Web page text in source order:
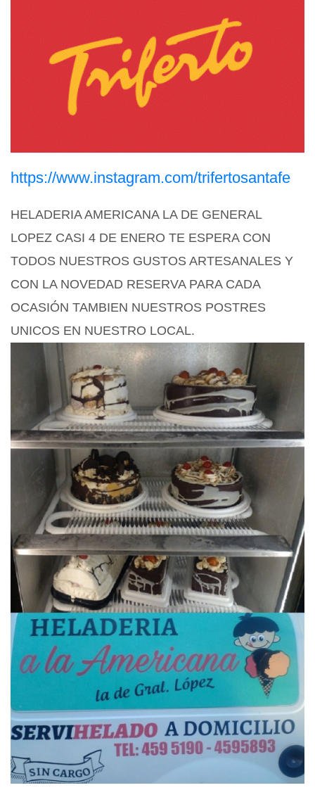
https://www.instagram.com/trifertosantafe
HELADERIA AMERICANA LA DE GENERAL
LOPEZ CASI 4 DE ENERO TE ESPERA CON
TODOS NUESTROS GUSTOS ARTESANALES Y
CON LA NOVEDAD RESERVA PARA CADA
OCASIÓN TAMBIEN NUESTROS POSTRES
UNICOS EN NUESTRO LOCAL.